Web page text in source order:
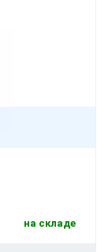
на складе